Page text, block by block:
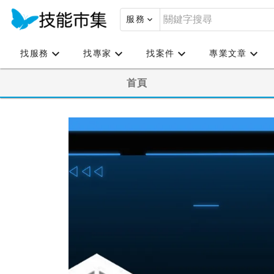
服務
找服務 找專家 找案件 專業文章
首頁